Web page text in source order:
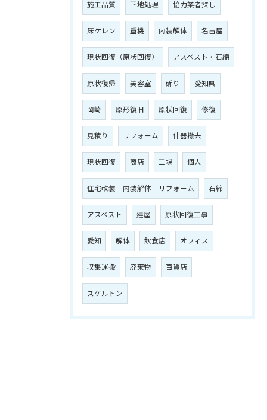
施工品質 下地処理 協力業者探し
床ケレン 重機 内装解体 名古屋
現状回復（原状回復） アスベスト・石綿
原状復帰 美容室 斫り 愛知県
岡崎 原形復旧 原状回復 修復
見積り リフォーム 什器撤去
現状回復 商店 工場 個人
住宅改装 内装解体 リフォーム 石綿
アスベスト 建屋 原状回復工事
愛知 解体 飲食店 オフィス
収集運搬 廃棄物 百貨店
スケルトン